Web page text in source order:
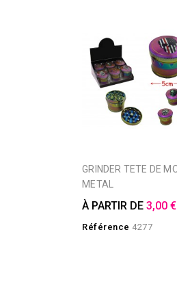
GRINDER TETE DE MORT EN
METAL
À PARTIR DE3,00 €
Référence 4277